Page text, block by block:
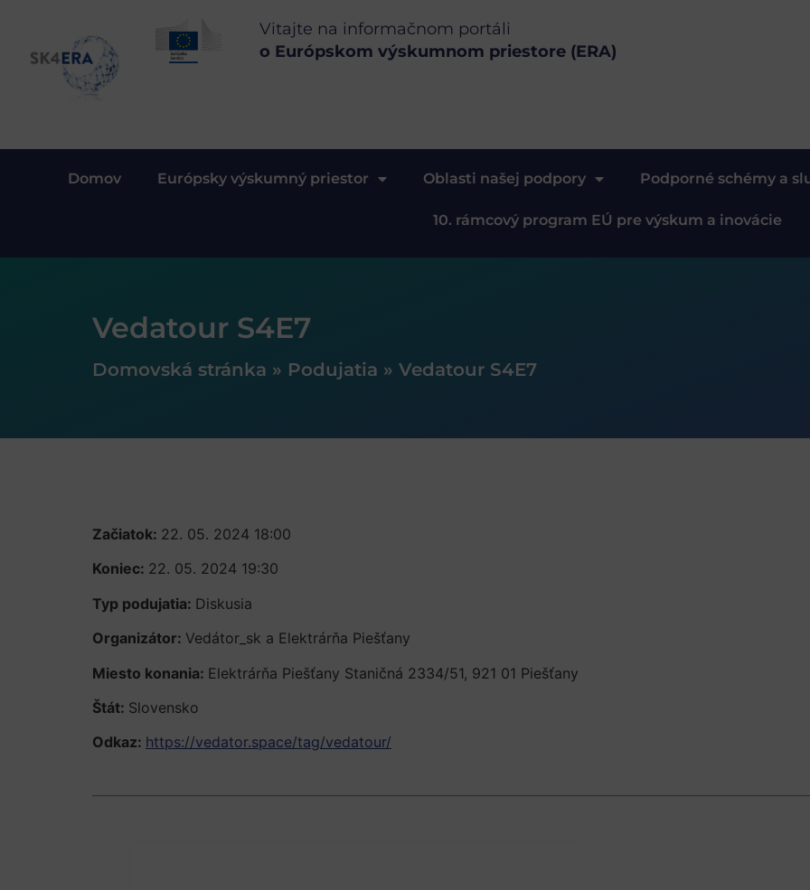
Vitajte na informačnom portáli
o Európskom výskumnom priestore (ERA)
Domov Európsky výskumný priestor Oblasti našej podpory Podporné schémy a
10. rámcový program EÚ pre výskum a inovácie
Vedatour S4E7
Domovská stránka » Podujatia » Vedatour S4E7
Začiatok: 22. 05. 2024 18:00
Koniec: 22. 05. 2024 19:30
Typ podujatia: Diskusia
Organizátor: Vedátor_sk a Elektrárňa Piešťany
Miesto konania: Elektrárňa Piešťany Staničná 2334/51, 921 01 Piešťany
Štát: Slovensko
Odkaz: https://vedator.space/tag/vedatour/